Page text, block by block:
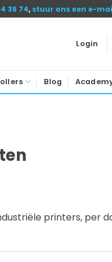
36 74, stuur ons een e-
Login
Blog
printers, per